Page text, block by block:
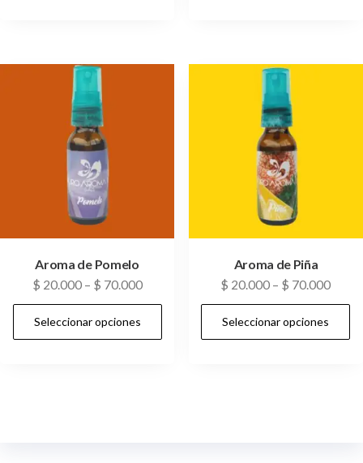
Aroma de Pomelo
$ 20.000– $ 70.000
Seleccionar opciones
Aroma de Piña
$ 20.000 – $ 70.000
Seleccionar opciones